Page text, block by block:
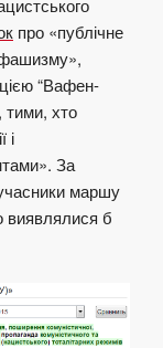
про «публічне
“Вафен-
тими, хто
і
За
маршу
виявлялися б